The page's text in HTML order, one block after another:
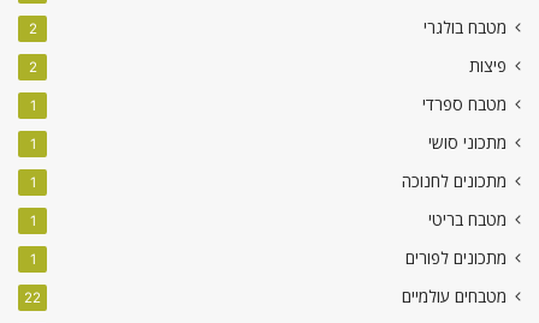
מטבח בולגרי 2
פיצות 2
מטבח ספרדי 1
מתכוני סושי 1
מתכונים לחנוכה 1
מטבח בריטי 1
מתכונים לפורים 1
מטבחים עולמיים 22